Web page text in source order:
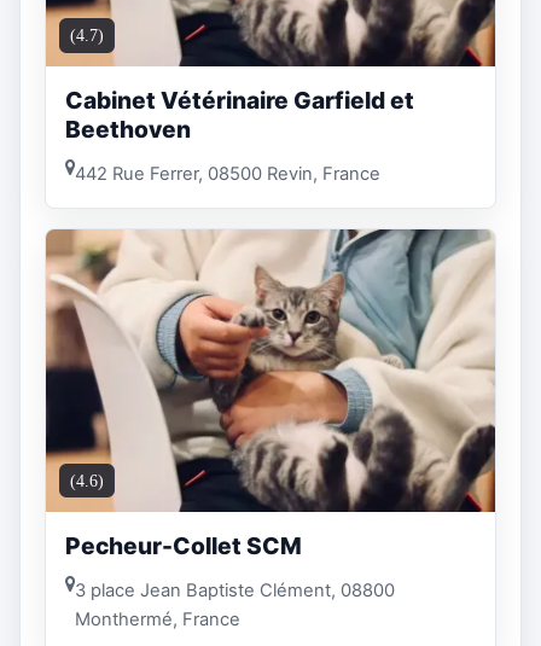
(4.7)
Cabinet Vétérinaire Garfield et
Beethoven
442 Rue Ferrer, 08500 Revin, France
(4.6)
Pecheur-Collet SCM
3 place Jean Baptiste Clément, 08800
Monthermé, France